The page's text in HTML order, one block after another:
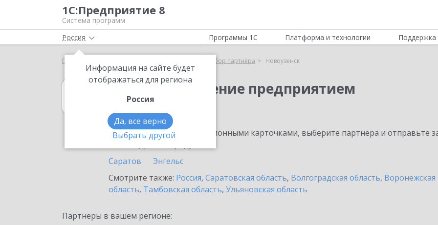
1С:Предприятие 8
Система программ
Россия
Информация на сайте будет
отображаться для региона
Россия
Да, все верно
Выбрать другой
Программы 1С Платформа и технологии Поддержка
Главная Выбор партнёра Новоузенск
1С:ERP Управление предприятием
в Новоузенске
Ознакомьтесь с информационными карточками, выберите партнёра и отправьте
Саратов
Энгельс
Смотрите также: Россия, Саратовская область, Волгоградская область, Воронежская
область, Тамбовская область, Ульяновская область
Партнеры в вашем регионе: